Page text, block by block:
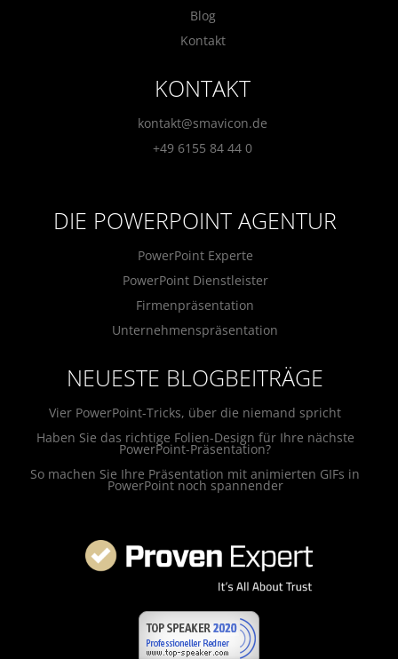
Blog
Kontakt
KONTAKT
kontakt@smavicon.de
+49 6155 84 44 0
DIE POWERPOINT AGENTUR
PowerPoint Experte
PowerPoint Dienstleister
Firmenpräsentation
Unternehmenspräsentation
NEUESTE BLOGBEITRÄGE
Vier PowerPoint-Tricks, über die niemand spricht
Haben Sie das richtige Folien-Design für Ihre nächste
PowerPoint-Präsentation?
So machen Sie Ihre Präsentation mit animierten GIFs in
PowerPoint noch spannender